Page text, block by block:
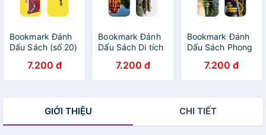
Bookmark Đánh
Dấu Sách (số 20)
7.200 đ
Bookmark Đánh
Dấu Sách Di tích
7.200 đ
Bookmark Đánh
Dấu Sách Phong
7.200 đ
GIỚI THIỆU CHI TIẾT